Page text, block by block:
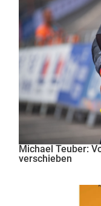
Michael Teuber:
verschieben